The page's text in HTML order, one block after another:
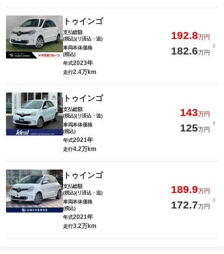
トゥインゴ
支払総額
(税込)(リ済込・追)
192.8万円
車両本体価格
(税込)
182.6万円
年式2023年
走行2.4万km
トゥインゴ
支払総額
(税込)(リ済込・追)
143万円
車両本体価格
(税込)
125万円
年式2021年
走行4.2万km
トゥインゴ
支払総額
(税込)(リ済込・追)
189.9万円
車両本体価格
(税込)
172.7万円
年式2021年
走行3.2万km